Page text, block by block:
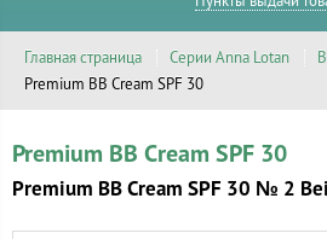
Главная страница Серии Anna Lotan
Premium BB Cream SPF 30
Premium BB Cream SPF 30
Premium BB Cream SPF 30 № 2